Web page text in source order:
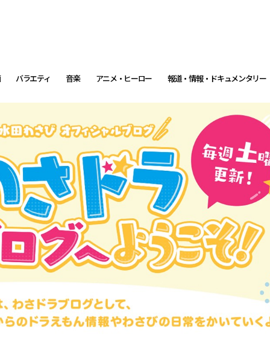
バラエティ 音楽 アニメ・ヒーロー 報道・情報・ドキュメンタリー